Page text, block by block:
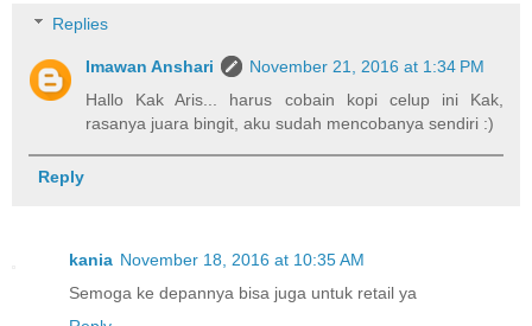
Replies
Imawan Anshari
November 21, 2016 at 1:34 PM
Hallo Kak Aris... harus cobain kopi celup ini Kak,
rasanya juara bingit, aku sudah mencobanya sendiri :)
Reply
kania November 18, 2016 at 10:35 AM
Semoga ke depannya bisa juga untuk retail ya